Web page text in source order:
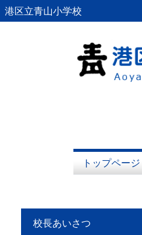
港区立青山小学校
トップページ
校長あいさつ